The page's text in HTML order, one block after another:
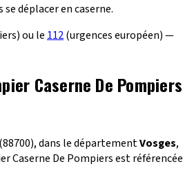
se déplacer en caserne.
ou le 112(urgences européen) —
Caserne De Pompiers
dans le départementVosges,
Caserne De Pompiers est référencée